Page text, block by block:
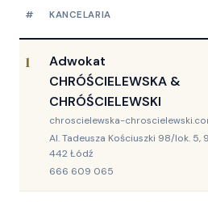
# KANCELARIA
1
Adwokat
CHRÓŚCIELEWSKA &
CHRÓŚCIELEWSKI
chroscielewska-
Al. Tadeusza Kościuszki 98/lok. 5,
442 Łódź
666 609 065